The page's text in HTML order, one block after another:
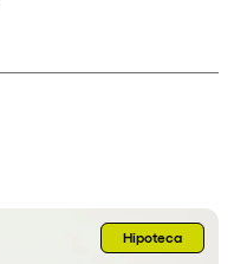
Hipoteca